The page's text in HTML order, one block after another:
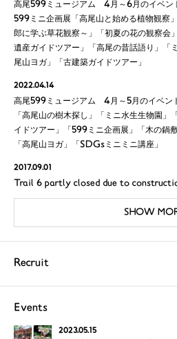
高尾599ミュージアム 4月～6月のイベン
599ミニ企画展「高尾山と始める植物観察
郎に学ぶ草花観察～」「初夏の花の観察会
遺産ガイドツアー」「高尾の昔話語り」「
尾山ヨガ」「古建築ガイドツアー」
2022.04.14
高尾599ミュージアム 4月～5月のイベン
「高尾山の樹木探し」「ミニ水生生物園」
イドツアー」「599ミニ企画展」「木の鍋
「高尾山ヨガ」「SDGsミニミニ講座」
2017.09.01
Trail 6 partly closed due to
SHOW
Recruit
Events
2023.05.15